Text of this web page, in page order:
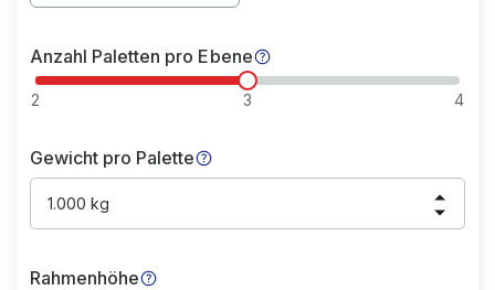
Anzahl Paletten pro Ebene
2 3 4
Gewicht pro Palette
1.000 kg
Rahmenhöhe